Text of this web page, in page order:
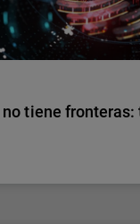
tiene